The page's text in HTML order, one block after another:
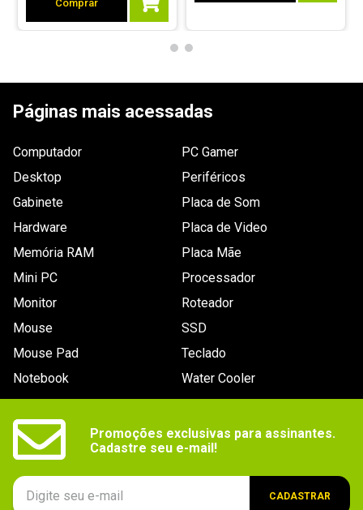
Comprar
Páginas mais acessadas
Computador
Desktop
Gabinete
Hardware
Memória RAM
Mini PC
Monitor
Mouse
Mouse Pad
Notebook
PC Gamer
Periféricos
Placa de Som
Placa de Video
Placa Mãe
Processador
Roteador
SSD
Teclado
Water Cooler
Promoções exclusivas para assinantes.
Cadastre seu e-mail!
CADASTRAR